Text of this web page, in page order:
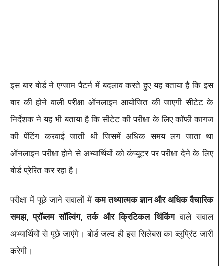
इस बार बोर्ड ने एग्जाम पैटर्न में बदलाव करते हुए यह बताया है कि इस
बार की होने वाली परीक्षा ऑनलाइन आयोजित की जाएगी सीटेट के
निर्देशक ने यह भी बताया है कि सीटेट की परीक्षा के लिए कॉफी कागज
की पेंटिंग करवाई जाती थी जिसमें अधिक समय लग जाता था
ऑनलाइन परीक्षा होने से अभ्यार्थियों को कंप्यूटर पर परीक्षा देने के लिए
बोर्ड प्रेरित कर रहा है।
परीक्षा में पूछे जाने सवालों मेंकम तथ्यात्मक ज्ञान और अधिक वैचारिक
समझ, प्रॉब्लम सॉल्विंग, तर्क और क्रिटिकल थिंकिंगवाले सवाल
अभ्यार्थियों से पूछे जाएंगे। बोर्ड जल्द ही इस सिलेबस का ब्लूप्रिंट जारी
करेगी।